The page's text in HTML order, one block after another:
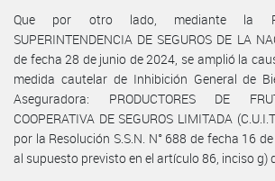
Que por otro lado, mediante la
SUPERINTENDENCIA DE SEGUROS DE LA
de fecha 28 de junio de 2024, se amplió la
medida cautelar de Inhibición General de
Aseguradora: PRODUCTORES DE
COOPERATIVA DE SEGUROS LIMITADA
por la Resolución S.S.N. N° 688 de fecha 16
al supuesto previsto en el artículo 86, inciso g)